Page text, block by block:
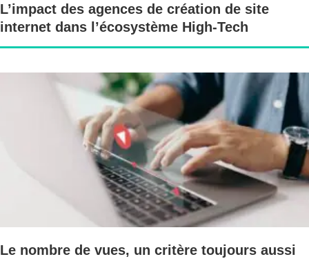
L’impact des agences de création de site
internet dans l’écosystème High-Tech
Le nombre de vues, un critère toujours aussi